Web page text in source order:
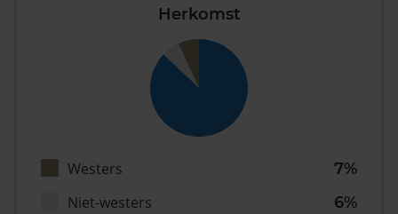
Herkomst
Westers
7%
Niet-westers
6%